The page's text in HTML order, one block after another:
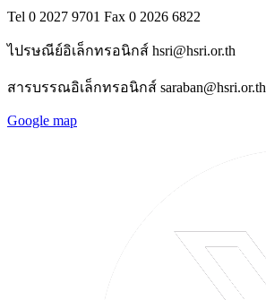
Tel 0 2027 9701 Fax 0 2026 6822
ไปรษณีย์อิเล็กทรอนิกส์ hsri@hsri.or.th
สารบรรณอิเล็กทรอนิกส์ saraban@hsri.or.th
Google map